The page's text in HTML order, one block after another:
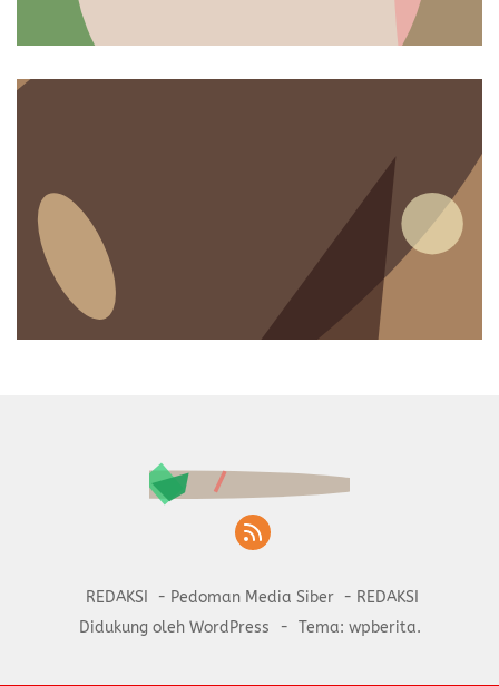
REDAKSI Pedoman Media Siber
REDAKSI
Didukung oleh WordPress
- Tema: wpberita.